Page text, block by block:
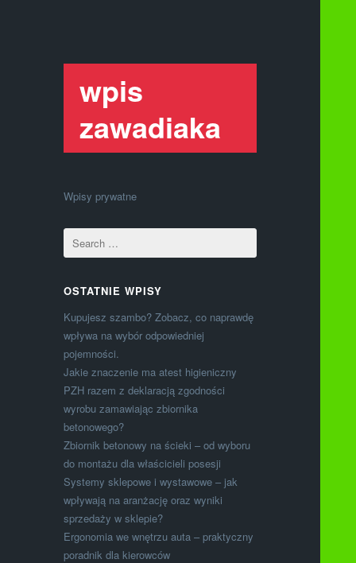
wpis
zawadiaka
Wpisy prywatne
OSTATNIE WPISY
Kupujesz szambo? Zobacz, co naprawdę
wpływa na wybór odpowiedniej
pojemności.
Jakie znaczenie ma atest higieniczny
PZH razem z deklaracją zgodności
wyrobu zamawiając zbiornika
betonowego?
Zbiornik betonowy na ścieki – od wyboru
do montażu dla właścicieli posesji
Systemy sklepowe i wystawowe – jak
wpływają na aranżację oraz wyniki
sprzedaży w sklepie?
Ergonomia we wnętrzu auta – praktyczny
poradnik dla kierowców